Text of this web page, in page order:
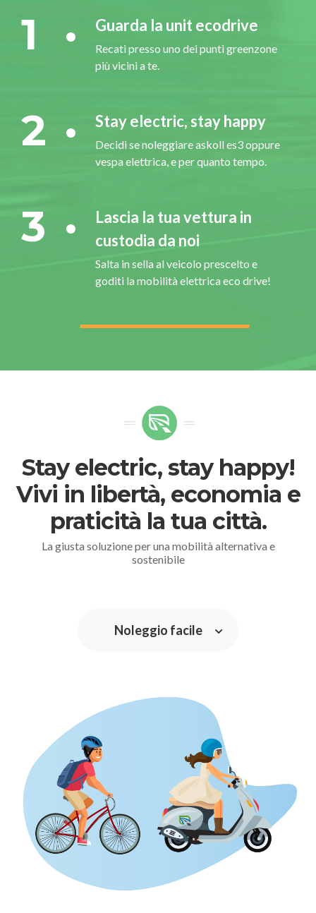
1 Guarda la unit ecodrive
Recati presso uno dei punti greenzone
più vicini a te.
2 Stay electric, stay happy
Decidi se noleggiare askoll es3 oppure
vespa elettrica, e per quanto tempo.
3
Lascia la tua vettura in
custodia da noi
Salta in sella al veicolo prescelto e
goditi la mobilità elettrica eco drive!
Stay electric, stay happy!
Vivi in libertà, economia e
praticità la tua città.
La giusta soluzione per una mobilità alternativa e
sostenibile
Noleggio facile